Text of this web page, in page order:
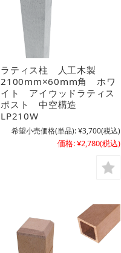
ラティス柱 人工木製
2100mm×60mm角 ホワ
イト アイウッドラティス
ポスト 中空構造
LP210W
希望小売価格(単品):¥3,700(税込)
価格:¥2,780(税込)